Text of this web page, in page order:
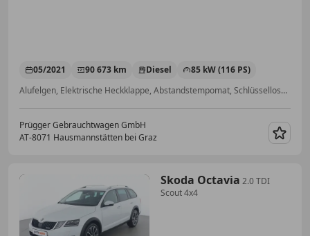
05/2021 90 673 km Diesel
85 kW (116 PS)
Alufelgen, Elektrische Heckklappe, Abstandstempomat, Schlüssellose Zentralverriegelung, Einparkhilfe Rückfahrkamera, Klimaautomatik, Sitzheizung, Voll-LED Scheinwerfer
Prügger Gebrauchtwagen GmbH
AT-8071 Hausmannstätten bei Graz
Skoda Octavia 2.0 TDI
Scout 4x4